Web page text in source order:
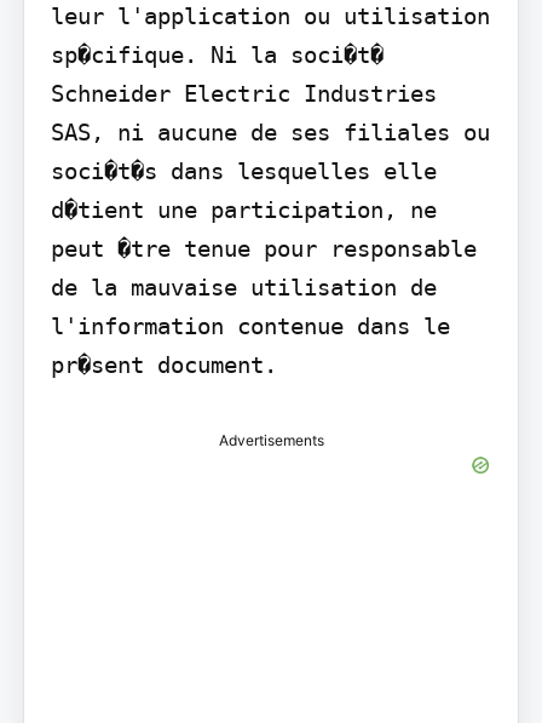
leur l'application ou utilisation
sp�cifique. Ni la soci�t�
Schneider Electric Industries
SAS, ni aucune de ses filiales ou
soci�t�s dans lesquelles elle
d�tient une participation, ne
peut �tre tenue pour responsable
de la mauvaise utilisation de
l'information contenue dans le
pr�sent document.
Advertisements